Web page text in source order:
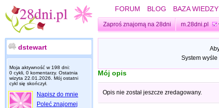
FORUM BLOG BAZA WIEDZY
Zaproś znajomą na 28dni m.28dni.pl
dstewart
Moja aktywność w 198 dni:
0 cykli, 0 komentarzy. Ostatnia
wizyta 22.01.2026 . Mój ostatni
cykl się skończył.
Napisz do mnie
Poleć znajomej
System
Mój opis
Opis nie został jeszcze zredagowany.